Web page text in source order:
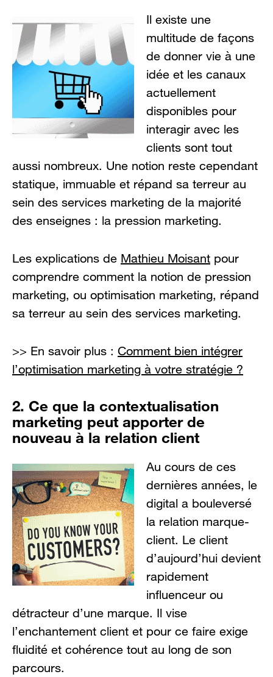
Il existe une
multitude de façons
de donner vie à une
idée et les canaux
actuellement
disponibles pour
interagir avec les
clients sont tout
aussi nombreux. Une notion reste cependant
statique, immuable et répand sa terreur au
sein des services marketing de la majorité
des enseignes : la pression marketing.
Les explications de Mathieu Moisant pour
comprendre comment la notion de pression
marketing, ou optimisation marketing, répand
sa terreur au sein des services marketing.
>> En savoir plus : Comment bien intégrer
l’optimisation marketing à votre stratégie ?
2. Ce que la contextualisation
marketing peut apporter de
nouveau à la relation client
Au cours de ces
dernières années, le
digital a bouleversé
la relation marque-
client. Le client
d’aujourd’hui devient
rapidement
influenceur ou
détracteur d’une marque. Il vise
l’enchantement client et pour ce faire exige
fluidité et cohérence tout au long de son
parcours.